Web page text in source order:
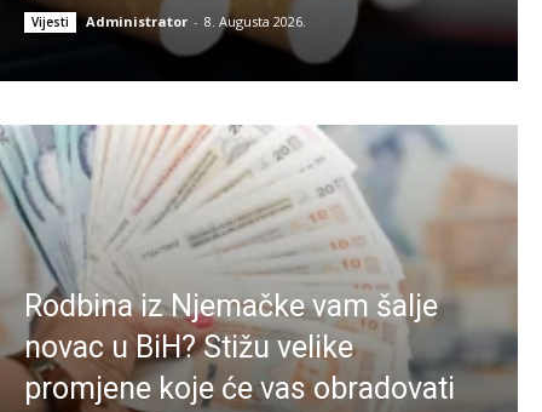
Vijesti Administrator - 8. Augusta 2026.
Rodbina iz Njemačke vam šalje
novac u BiH? Stižu velike
promjene koje će vas obradovati